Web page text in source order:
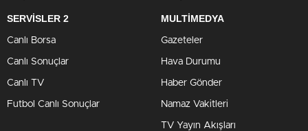
SERVİSLER 2
Canlı Borsa
Canlı Sonuçlar
Canlı TV
Futbol Canlı Sonuçlar
MULTİMEDYA
Gazeteler
Hava Durumu
Haber Gönder
Namaz Vakitleri
TV Yayın Akışları